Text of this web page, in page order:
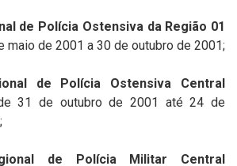
de Polícia Ostensiva da Região 01
maio de 2001 a 30 de outubro de 2001;
de Polícia Ostensiva Central
31 de outubro de 2001 até 24 de
de Polícia Militar Central